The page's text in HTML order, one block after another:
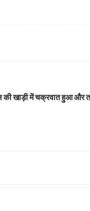
खाड़ी में चक्रवात हुआ और